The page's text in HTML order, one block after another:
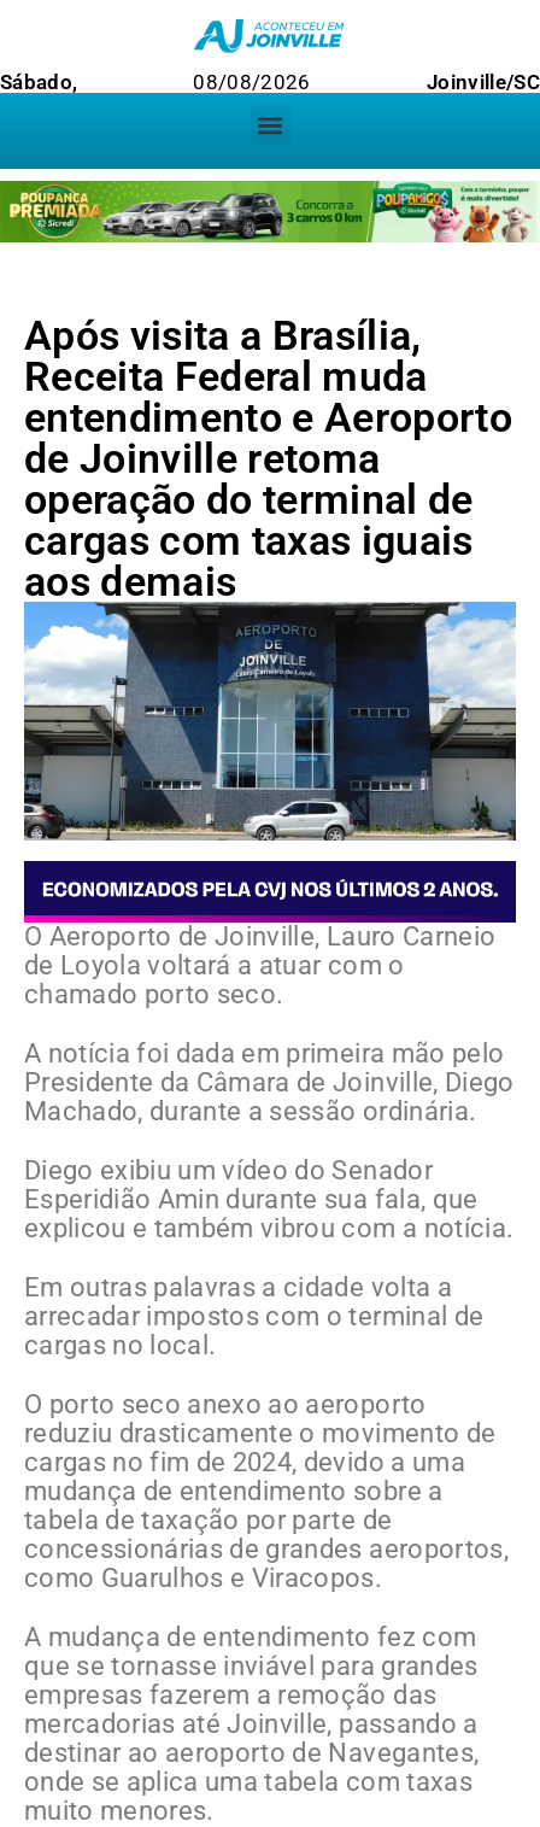
Sábado, 08/08/2026 Joinville/SC
Após visita a Brasília,
Receita Federal muda
entendimento e Aeroporto
de Joinville retoma
operação do terminal de
cargas com taxas iguais
aos demais
O Aeroporto de Joinville, Lauro Carneio
de Loyola voltará a atuar com o
chamado porto seco.
A notícia foi dada em primeira mão pelo
Presidente da Câmara de Joinville, Diego
Machado, durante a sessão ordinária.
Diego exibiu um vídeo do Senador
Esperidião Amin durante sua fala, que
explicou e também vibrou com a notícia.
Em outras palavras a cidade volta a
arrecadar impostos com o terminal de
cargas no local.
O porto seco anexo ao aeroporto
reduziu drasticamente o movimento de
cargas no fim de 2024, devido a uma
mudança de entendimento sobre a
tabela de taxação por parte de
concessionárias de grandes aeroportos,
como Guarulhos e Viracopos.
A mudança de entendimento fez com
que se tornasse inviável para grandes
empresas fazerem a remoção das
mercadorias até Joinville, passando a
destinar ao aeroporto de Navegantes,
onde se aplica uma tabela com taxas
muito menores.